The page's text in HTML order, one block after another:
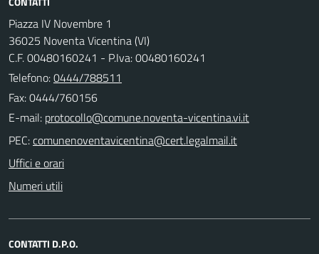
Piazza IV Novembre 1
36025 Noventa Vicentina (VI)
C.F. 00480160241 - P.Iva: 00480160241
Telefono:0444/788511
Fax: 0444/760156
E-mail:
PEC:
Uffici e orari
Numeri utili
CONTATTI D.P.O.